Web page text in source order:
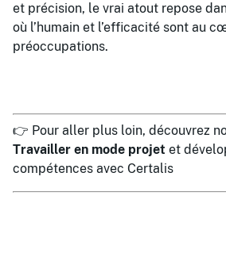
et précision, le vrai atout repose
où l’humain et l’efficacité sont au
préoccupations.
👉 Pour aller plus loin, découvrez
Travailler en mode projet et
compétences avec Certalis